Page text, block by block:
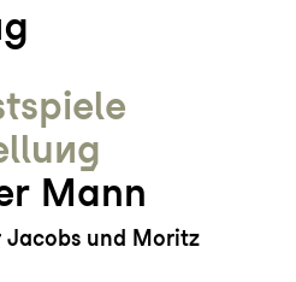
Mann
Jacobs und Moritz